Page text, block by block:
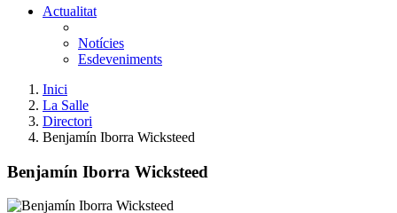
Actualitat
Notícies
Esdeveniments
Inici
La Salle
Directori
Benjamín Iborra Wicksteed
Benjamín Iborra Wicksteed